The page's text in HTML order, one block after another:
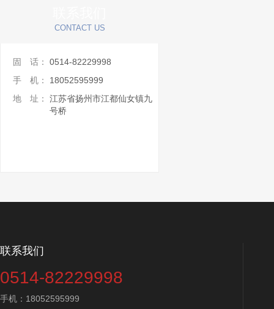
CONTACT US
固 话：
0514-82229998
手 机：
18052595999
地 址：
江苏省扬州市江都仙女镇九
号桥
联系我们
0514-82229998
手机：18052595999